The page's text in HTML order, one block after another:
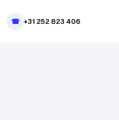
☎ +31 252 823 406